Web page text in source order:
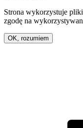
Strona wykorzystuje
zgodę na
OK, rozumiem